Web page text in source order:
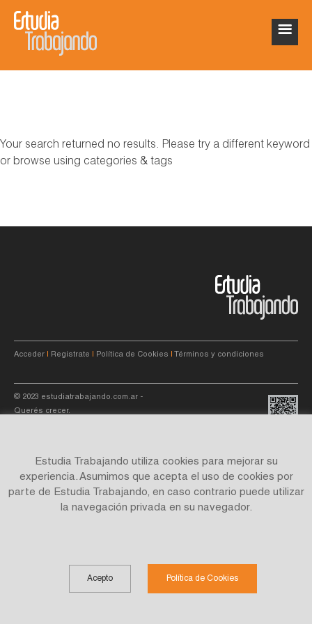
Your search returned no results. Please try a different keyword
or browse using categories & tags
Acceder Registrate Política de Cookies Términos y condiciones
© 2023 estudiatrabajando.com.ar -
Querés crecer.
Site by
Estudia Trabajando utiliza cookies para mejorar su
experiencia. Asumimos que acepta el uso de cookies por
parte de Estudia Trabajando, en caso contrario puede utilizar
la navegación privada en su navegador.
Acepto Política de Cookies